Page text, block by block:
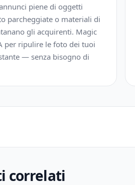
piene di oggetti
parcheggiate o materiali di
gli acquirenti. Magic
per ripulire le foto dei tuoi
— senza bisogno di
correlati